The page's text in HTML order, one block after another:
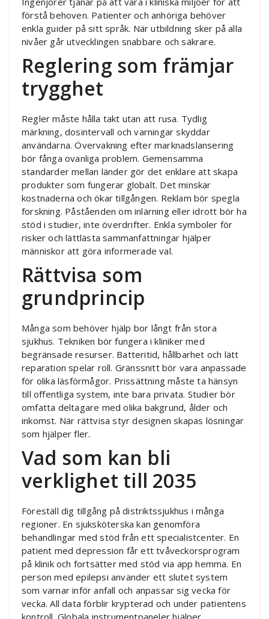
förstå behoven. Patienter och anhöriga behöver
enkla guider på sitt språk. När utbildning sker på alla
nivåer går utvecklingen snabbare och säkrare.
Reglering som främjar
trygghet
Regler måste hålla takt utan att rusa. Tydlig
märkning, dosintervall och varningar skyddar
användarna. Övervakning efter marknadslansering
bör fånga ovanliga problem. Gemensamma
standarder mellan länder gör det enklare att skapa
produkter som fungerar globalt. Det minskar
kostnaderna och ökar tillgången. Reklam bör spegla
forskning. Påståenden om inlärning eller idrott bör ha
stöd i studier, inte överdrifter. Enkla symboler för
risker och lättlästa sammanfattningar hjälper
människor att göra informerade val.
Rättvisa som
grundprincip
Många som behöver hjälp bor långt från stora
sjukhus. Tekniken bör fungera i kliniker med
begränsade resurser. Batteritid, hållbarhet och lätt
reparation spelar roll. Gränssnitt bör vara anpassade
för olika läsförmågor. Prissättning måste ta hänsyn
till offentliga system, inte bara privata. Studier bör
omfatta deltagare med olika bakgrund, ålder och
inkomst. När rättvisa styr designen skapas lösningar
som hjälper fler.
Vad som kan bli
verklighet till 2035
Föreställ dig tillgång på distriktssjukhus i många
regioner. En sjuksköterska kan genomföra
behandlingar med stöd från ett specialistcenter. En
patient med depression får ett tvåveckorsprogram
på klinik och fortsätter med stöd via app hemma. En
person med epilepsi använder ett slutet system
som varnar inför anfall och anpassar sig vecka för
vecka. All data förblir krypterad och under patientens
kontroll. Globala instrumentpaneler hjälper